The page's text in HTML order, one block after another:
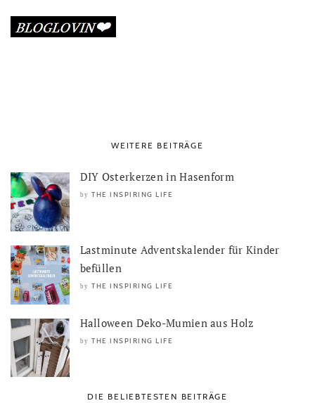
WEITERE BEITRÄGE
DIY Osterkerzen in Hasenform
by THE INSPIRING LIFE
Lastminute Adventskalender für Kinder
befüllen
by THE INSPIRING LIFE
Halloween Deko-Mumien aus Holz
by THE INSPIRING LIFE
DIE BELIEBTESTEN BEITRÄGE